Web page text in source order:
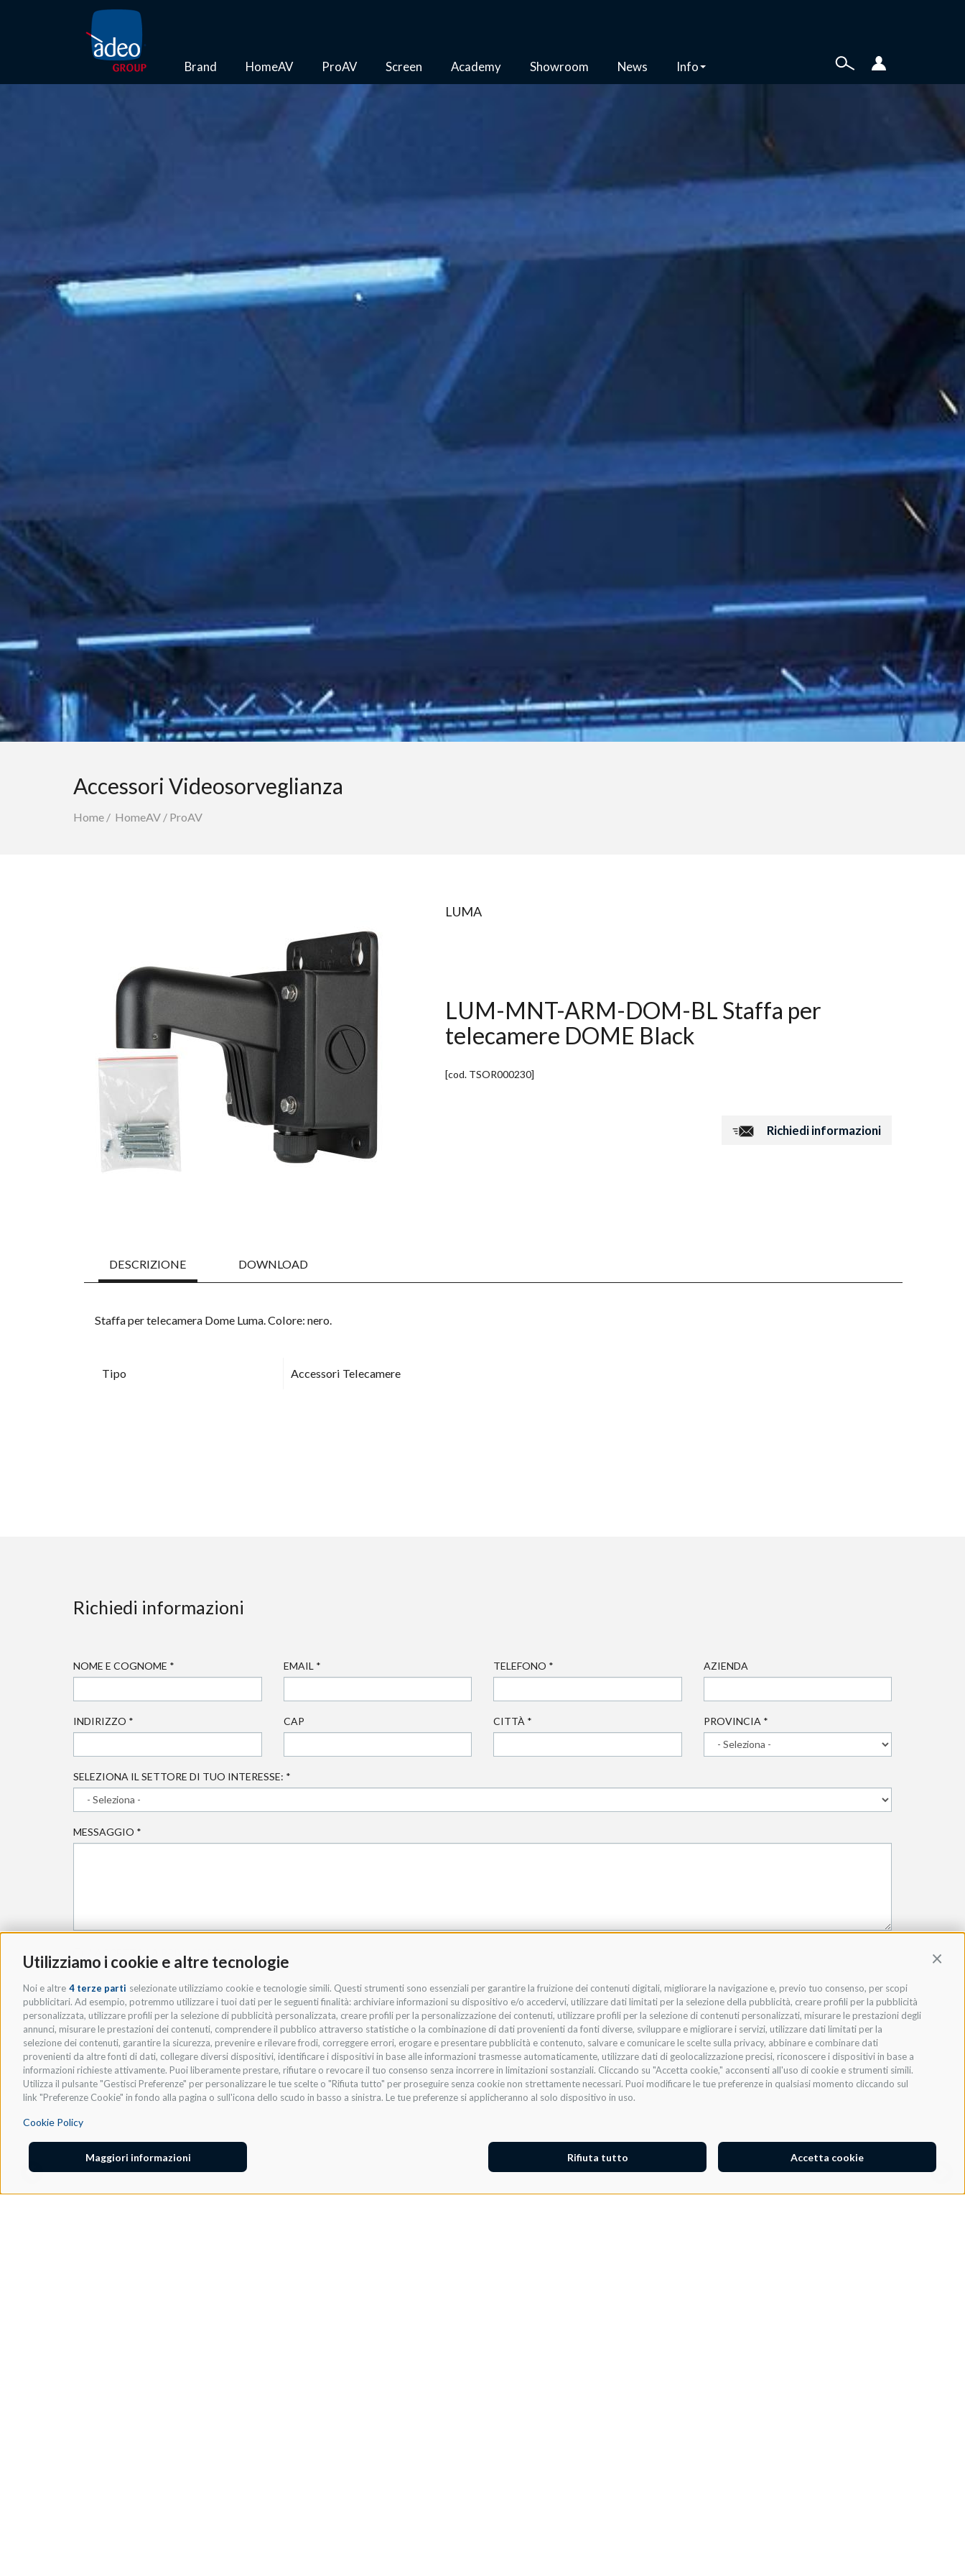
Utilizziamo i cookie e altre tecnologie
Noi e altre 4 terze parti selezionate utilizziamo cookie e tecnologie simili. Questi strumenti sono essenziali per garantire la fruizione dei contenuti digitali, migliorare la navigazione e, previo tuo consenso, per scopi
pubblicitari. Ad esempio, potremmo utilizzare i tuoi dati per le seguenti finalità: archiviare informazioni su dispositivo e/o accedervi, utilizzare dati limitati per la selezione della pubblicità, creare profili per la pubblicità
personalizzata, utilizzare profili per la selezione di pubblicità personalizzata, creare profili per la personalizzazione dei contenuti, utilizzare profili per la selezione di contenuti personalizzati, misurare le prestazioni degli
annunci, misurare le prestazioni dei contenuti, comprendere il pubblico attraverso statistiche o la combinazione di dati provenienti da fonti diverse, sviluppare e migliorare i servizi, utilizzare dati limitati per la
selezione dei contenuti, garantire la sicurezza, prevenire e rilevare frodi, correggere errori, erogare e presentare pubblicità e contenuto, salvare e comunicare le scelte sulla privacy, abbinare e combinare dati
provenienti da altre fonti di dati, collegare diversi dispositivi, identificare i dispositivi in base alle informazioni trasmesse automaticamente, utilizzare dati di geolocalizzazione precisi, riconoscere i dispositivi in base a
informazioni richieste attivamente. Puoi liberamente prestare, rifiutare o revocare il tuo consenso senza incorrere in limitazioni sostanziali. Cliccando su "Accetta cookie," acconsenti all'uso di cookie e strumenti simili.
Utilizza il pulsante "Gestisci Preferenze" per personalizzare le tue scelte o "Rifiuta tutto" per proseguire senza cookie non strettamente necessari. Puoi modificare le tue preferenze in qualsiasi momento cliccando sul
link "Preferenze Cookie" in fondo alla pagina o sull'icona dello scudo in basso a sinistra. Le tue preferenze si applicheranno al solo dispositivo in uso.
Cookie Policy
Accetta cookie
Rifiuta tutto
Maggiori informazioni
Brand HomeAV ProAV Screen Academy Showroom News Info
Accessori Videosorveglianza
Home / HomeAV / ProAV
LUMA
LUM-MNT-ARM-DOM-BL Staffa per
telecamere DOME Black
[cod. TSOR000230]
Richiedi informazioni
DESCRIZIONE DOWNLOAD
Staffa per telecamera Dome Luma. Colore: nero.
Tipo Accessori Telecamere
Richiedi informazioni
NOME E COGNOME * EMAIL * TELEFONO * AZIENDA
INDIRIZZO * CAP CITTÀ * PROVINCIA *
SELEZIONA IL SETTORE DI TUO INTERESSE: *
MESSAGGIO *
INVIA